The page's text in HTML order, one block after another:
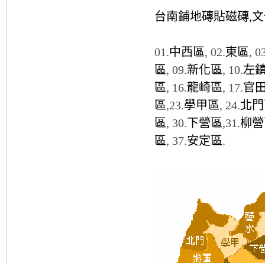
台南鋪地磚貼磁磚,
01.中西區, 02.東區,
區, 09.新化區, 10.左
區, 16.龍崎區, 17.官
區,23.學甲區, 24.北
區, 30.下營區,31.柳
區, 37.安定區.